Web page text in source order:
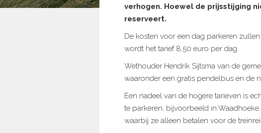
verhogen. Hoewel de prijsstijging
reserveert.
De kosten voor een dag parkeren
wordt het tarief 8,50 euro per dag.
Wethouder Hendrik Sijtsma van de
waaronder een gratis pendelbus en de
Een nadeel van de hogere tarieven is
te parkeren, bijvoorbeeld in
waarbij ze alleen betalen voor de